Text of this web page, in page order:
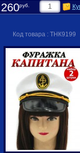
260руб.
Код товара : ТНК9199